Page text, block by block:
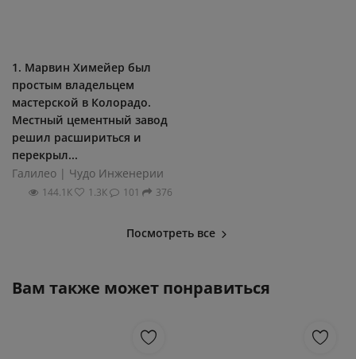
1. Марвин Химейер был
простым владельцем
мастерской в Колорадо.
Местный цементный завод
решил расшириться и
перекрыл...
Галилео | Чудо Инженерии
144.1К 1.3К 101 376
Посмотреть все
Вам также может понравиться